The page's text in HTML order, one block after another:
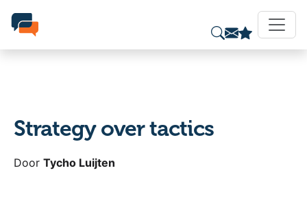
Strategy over tactics
Door Tycho Luijten